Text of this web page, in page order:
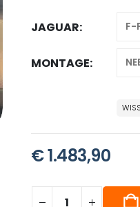
JAGUAR
MONTAGE
€1.483,90